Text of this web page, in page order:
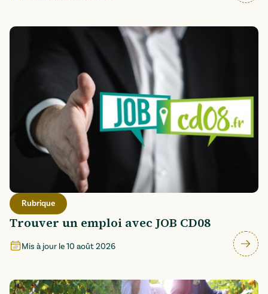
Rubrique
Trouver un emploi avec JOB CD08
Mis à jour le10 août 2026